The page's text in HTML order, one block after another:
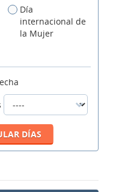
Día
internacional de
la Mujer